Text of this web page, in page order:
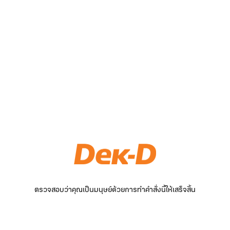
ตรวจสอบว่าคุณเป็นมนุษย์ด้วยการทำคำสั่งนี้ให้เสร็จสิ้น